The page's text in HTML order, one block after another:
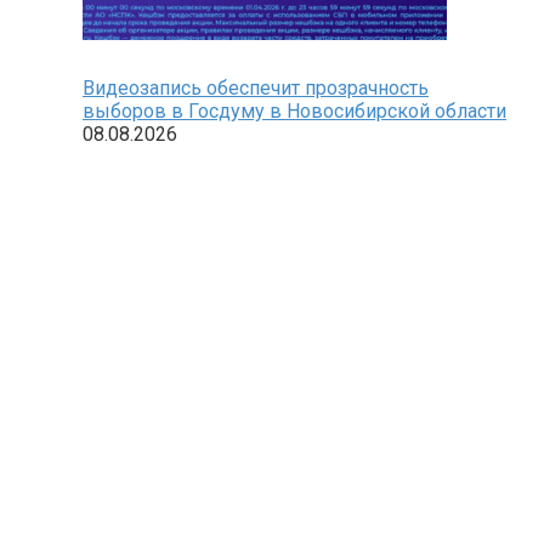
Видеозапись обеспечит прозрачность
выборов в Госдуму в Новосибирской области
08.08.2026